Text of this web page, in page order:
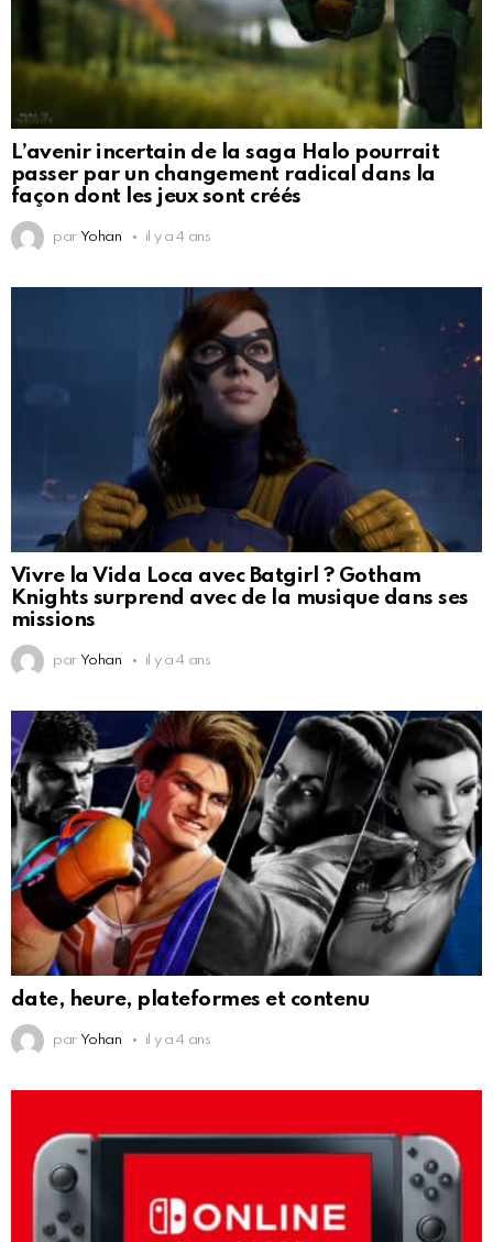
L’avenir incertain de la saga Halo pourrait
passer par un changement radical dans la
façon dont les jeux sont créés
par Yohan il y a 4 ans
Vivre la Vida Loca avec Batgirl ? Gotham
Knights surprend avec de la musique dans ses
missions
par Yohan il y a 4 ans
date, heure, plateformes et contenu
par Yohan il y a 4 ans